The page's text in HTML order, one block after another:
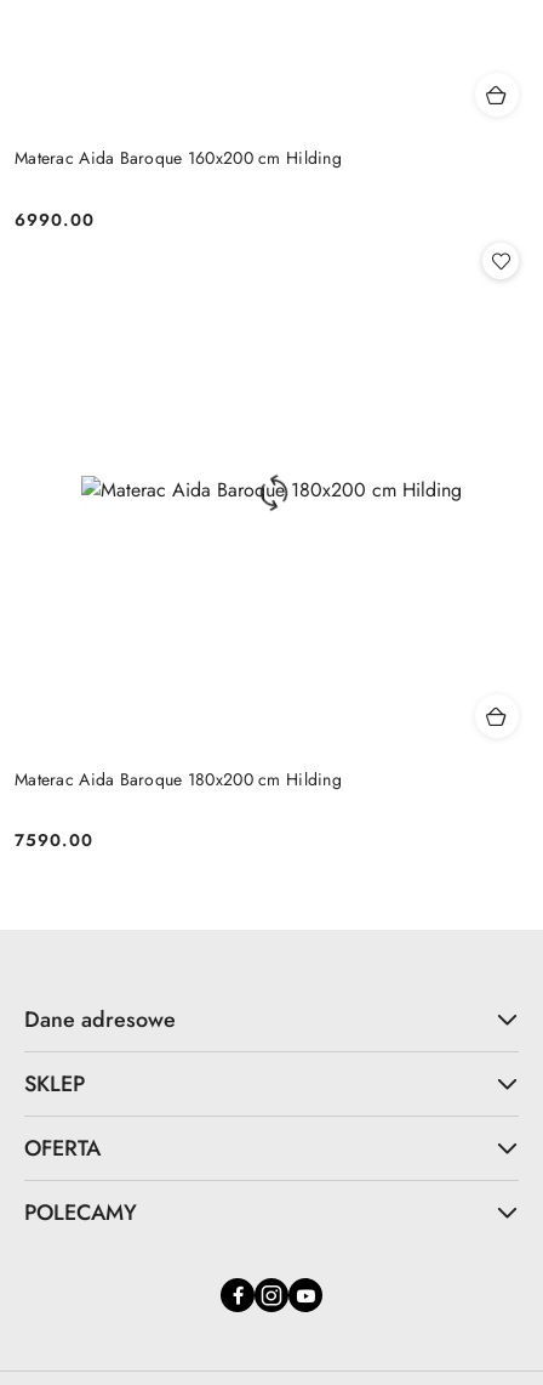
Materac Aida Baroque 160x200 cm Hilding
Cena:
6990.00
Materac Aida Baroque 180x200 cm Hilding
Cena:
7590.00
Dane adresowe
SKLEP
OFERTA
POLECAMY